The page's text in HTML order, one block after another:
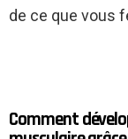
de ce que vous
Comment